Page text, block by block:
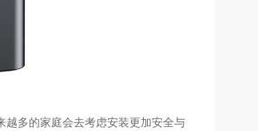
多的家庭会去考虑安装更加安全与